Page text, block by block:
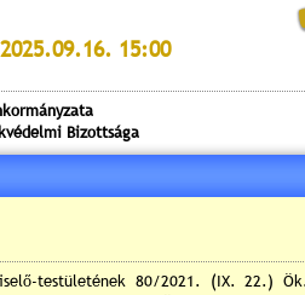
15:00
Bizottsága